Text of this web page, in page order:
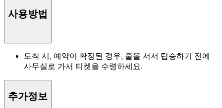
사용방법
도착 시, 예약이 확정된 경우, 줄을 서서 탑승하기 전에
사무실로 가서 티켓을 수령하세요.
추가정보